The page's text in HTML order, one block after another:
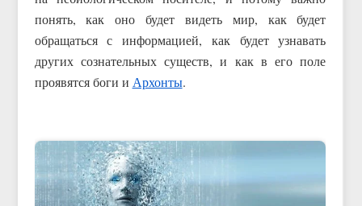
понять, как оно будет видеть мир, как будет
обращаться с информацией, как будет узнавать
других сознательных существ, и как в его поле
проявятся боги и Архонты.